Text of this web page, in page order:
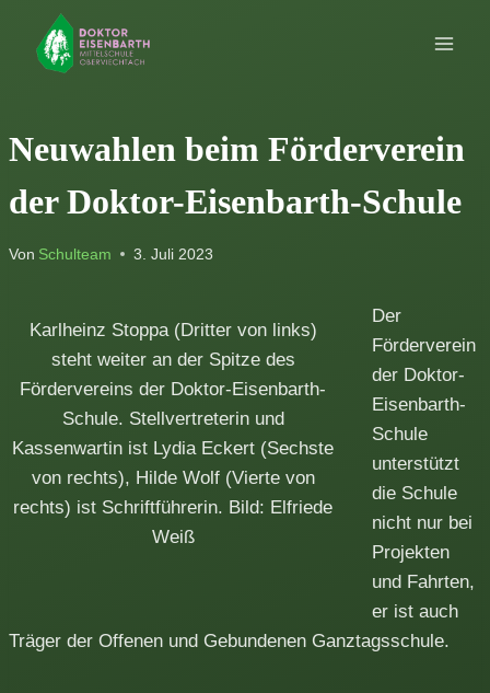
Inhalt
springen
Neuwahlen beim Förderverein
der Doktor-Eisenbarth-Schule
Von Schulteam 3. Juli 2023
Karlheinz Stoppa (Dritter von links)
steht weiter an der Spitze des
Fördervereins der Doktor-Eisenbarth-
Schule. Stellvertreterin und
Kassenwartin ist Lydia Eckert (Sechste
von rechts), Hilde Wolf (Vierte von
rechts) ist Schriftführerin. Bild: Elfriede
Weiß
Der
Förderverein
der Doktor-
Eisenbarth-
Schule
unterstützt
die Schule
nicht nur bei
Projekten
und Fahrten,
er ist auch
Träger der Offenen und Gebundenen Ganztagsschule.